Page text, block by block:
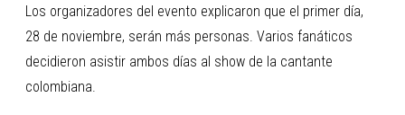
Los organizadores del evento explicaron que el primer día,
28 de noviembre, serán más personas. Varios fanáticos
decidieron asistir ambos días al show de la cantante
colombiana.